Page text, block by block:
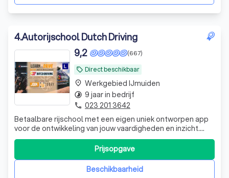
4.Autorijschool Dutch Driving
local_offer Direct beschikbaar
(667)
9,2
Betaalbare rijschool met een eigen uniek ontworpen app
voor de ontwikkeling van jouw vaardigheden en inzicht.
Classes also available in English! We have our own app
what tracks your development!
Beschikbaarheid
Prijsopgave
place Werkgebied IJmuiden
timelapse 9 jaar in bedrijf
phone 023 201 3642